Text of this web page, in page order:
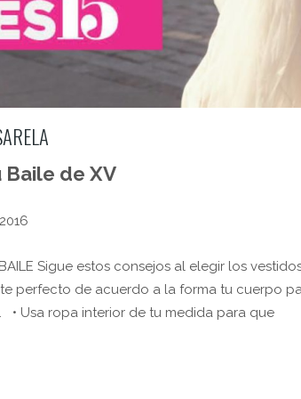
de XV
BAILE Sigue estos consejos al elegir los
perfecto de acuerdo a la forma tu cuerpo
• Usa ropa interior de tu medida para que